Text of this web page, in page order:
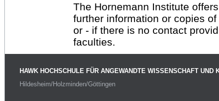
The Hornemann Institute
further information or copies
or - if there is no contact
faculties.
HAWK HOCHSCHULE FÜR ANGEWANDTE WISSENSCHAFT UND
Hildesheim/Holzminden/Göttingen